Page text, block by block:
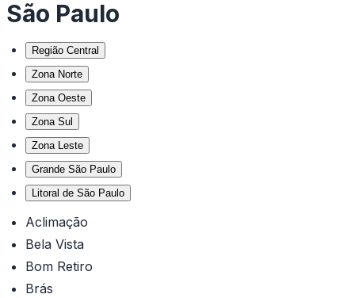
São Paulo
Região Central
Zona Norte
Zona Oeste
Zona Sul
Zona Leste
Grande São Paulo
Litoral de São Paulo
Aclimação
Bela Vista
Bom Retiro
Brás